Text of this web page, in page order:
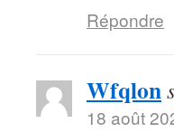
Répondre
Wfqlon
18 août